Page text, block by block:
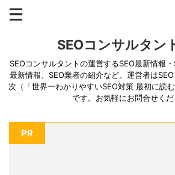
SEOコンサルタン
SEOコンサルタントの運営するSEO最新情報
最新情報、SEO業者の紹介など。運営者は
次（「世界一わかりやすいSEO対策 最初に読
です。お気軽にお問合せくだ
PR